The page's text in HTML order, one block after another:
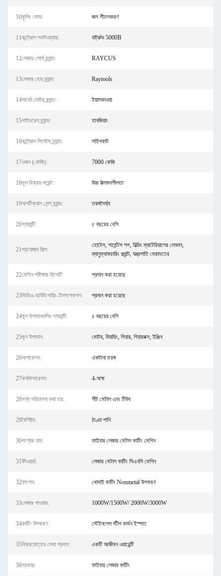
10কুলিং মোড: জল শীতলকরণ
11কন্ট্রোল সফটওয়্যার: বার্ট্রুড 5000B
12লেজার সোর্স ব্র্যান্ড: RAYCUS
13লেজার হেড ব্র্যান্ড: Raytools
14সার্ভো মোটর ব্র্যান্ড: ইয়াসকাওয়া
15গাইডরেল ব্র্যান্ড: হানজিয়াং
16কন্ট্রোল সিস্টেম ব্র্যান্ড: সাইপকাট
17ওজন (কেজি): 7000 কেজি
18মূল বিক্রয় পয়েন্ট: উচ্চ উত্পাদনশীলতা
19অপটিক্যাল লেন্স ব্র্যান্ড: তরঙ্গদৈর্ঘ্য
20গ্যারান্টি: ৫ বছরের বেশি
21প্রযোজ্য শিল্প:
হোটেল, গার্মেন্টস শপ, বিল্ডিং ম্যাটেরিয়ালের দোকান,
ম্যানুফ্যাকচারিং প্ল্যান্ট, যন্ত্রপাতি মেরামতের
22মেশিন পরীক্ষার রিপোর্ট: প্রদান করা হয়েছে
23ভিডিও-আউটগোয়িং-ইনসপেকশন: প্রদান করা হয়েছে
24মূল উপাদানগুলির গ্যারান্টি: ৫ বছরের বেশি
25মূল উপাদান: মোটর, বিয়ারিং, গিয়ার, গিয়ারবক্স, ইঞ্জিন
26অপারেশন: একটানা তরঙ্গ
27কনফিগারেশন: 4-অক্ষ
28পণ্য পরিচালনা করা হয়: শীট মেটাল এবং টিউব
29বৈশিষ্ট্য: ঠাণ্ডা পানি
30পণ্যের নাম: ফাইবার লেজার মেটাল কাটিং মেশিন
31কীওয়ার্ড: লেজার মেটাল কাটিং সিএনসি মেশিন
32ফাংশন: খোদাই কাটিং Nonmetal উপকরণ
33লেজার পাওয়ার: 1000W/1500W/ 2000W/3000W
34কাটিং উপকরণ: স্টেইনলেস স্টীল কার্বন ইস্পাত
35বিক্রয়োত্তর সেবা প্রদান: একটি আজীবন ওয়ারেন্টি
36প্রকার: ফাইবার লেজার কাটিং